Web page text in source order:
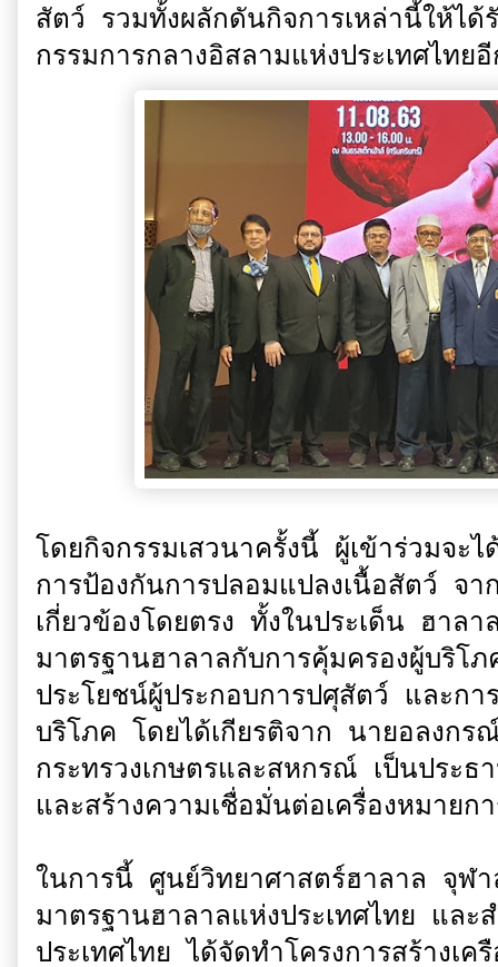
สัตว์ รวมทั้งผลักดันกิจการเหล่านี้ให้ไ
กรรมการกลางอิสลามแห่งประเทศไทย
โดยกิจกรรมเสวนาครั้งนี้ ผู้เข้าร่วมจะ
การป้องกันการปลอมแปลงเนื้อสัตว์ จ
เกี่ยวข้องโดยตรง ทั้งในประเด็น ฮาล
มาตรฐานฮาลาลกับการคุ้มครองผู้บริโ
ประโยชน์ผู้ประกอบการปศุสัตว์ และก
บริโภค โดยได้เกียรติจาก นายอลงก
กระทรวงเกษตรและสหกรณ์ เป็นประธ
และสร้างความเชื่อมั่นต่อเครื่องหมายก
ในการนี้ ศูนย์วิทยาศาสตร์ฮาลาล จุฬ
มาตรฐานฮาลาลแห่งประเทศไทย แล
ประเทศไทย ได้จัดทำโครงการสร้างเ